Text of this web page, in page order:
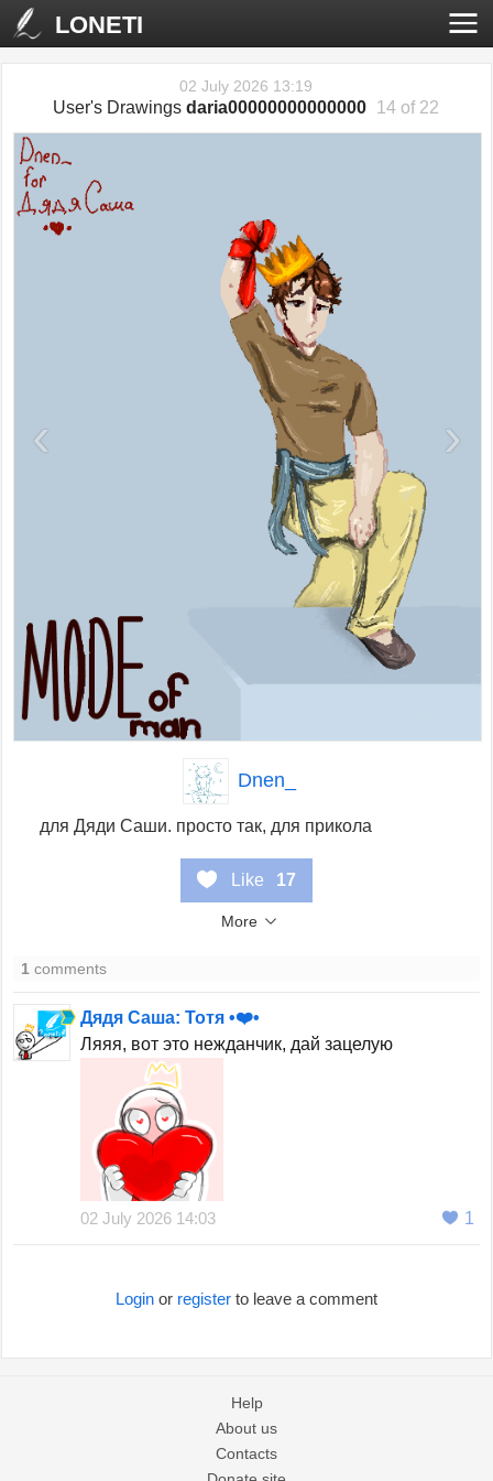
LONETI
02 July 2026 13:19
User's Drawingsdaria00000000000000 14 of 22
‹ ›
Dnen_
для Дяди Саши. просто так, для прикола
Like 17
More
1 comments
Дядя Саша: Тотя •❤️•
Ляяя, вот это нежданчик, дай зацелую
02 July 2026 14:03 1
Loginor registerto leave a comment
Help
About us
Contacts